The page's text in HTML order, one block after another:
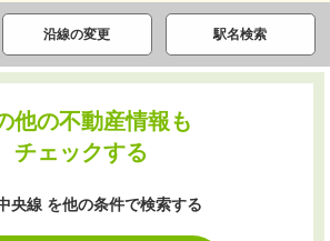
沿線の変更 駅名検索
他の不動産情報も
チェックする
央線 を他の条件で検索する